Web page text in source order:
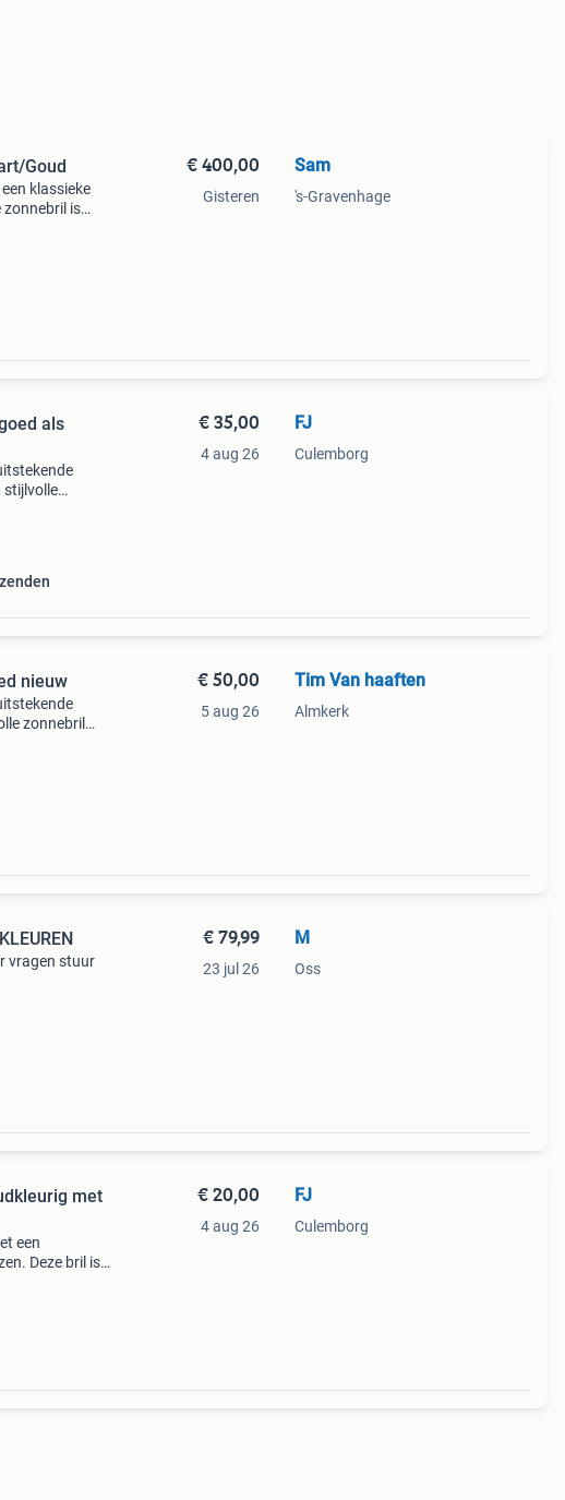
Goud
klassieke
is
€ 400,00
Gisteren
Sam
's-Gravenhage
als
stijlvolle
€ 35,00
4 aug 26
FJ
Culemborg
nieuw
zonnebril
€ 50,00
5 aug 26
Tim Van haaften
Almkerk
vragen stuur
€ 79,99
23 jul 26
M
Oss
met
een
Deze bril is
€ 20,00
4 aug 26
FJ
Culemborg